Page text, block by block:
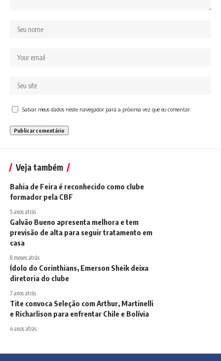
Salvar meus dados neste navegador para a próxima vez que eu comentar.
Veja também
Bahia de Feira é reconhecido como clube
formador pela CBF
5 anos atrás
Galvão Bueno apresenta melhora e tem
previsão de alta para seguir tratamento em
casa
8 meses atrás
Ídolo do Corinthians, Emerson Sheik deixa
diretoria do clube
7 anos atrás
Tite convoca Seleção com Arthur, Martinelli
e Richarlison para enfrentar Chile e Bolívia
4 anos atrás